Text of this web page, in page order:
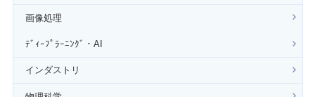
画像処理
ﾃﾞｨｰﾌﾟﾗｰﾆﾝｸﾞ・AI
インダストリ